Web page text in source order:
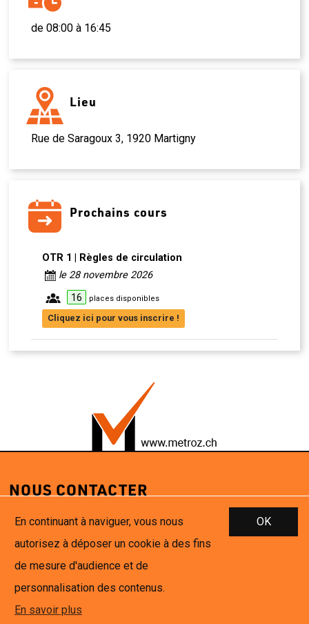
de 08:00 à 16:45
Lieu
Rue de Saragoux 3, 1920 Martigny
Prochains cours
OTR 1 | Règles de circulation
le 28 novembre 2026
16 places disponibles
Cliquez ici pour vous inscrire !
NOUS CONTACTER
1920 Martigny
+41 79 227 55 23
info@metroz.ch
En continuant à naviguer, vous nous
autorisez à déposer un cookie à des fins
de mesure d'audience et de
personnalisation des contenus.
En savoir plus
OK